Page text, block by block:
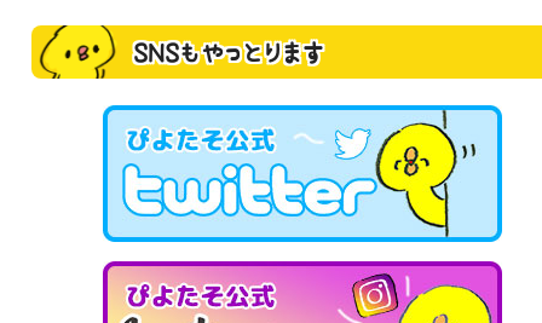
SNSもやっとります